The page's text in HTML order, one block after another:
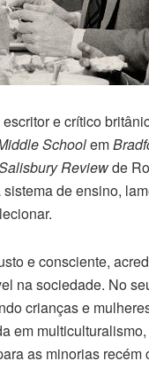
e crítico
Schoolem
Reviewde
de ensino,
e consciente,
na sociedade. No
crianças e
em
as minorias recém